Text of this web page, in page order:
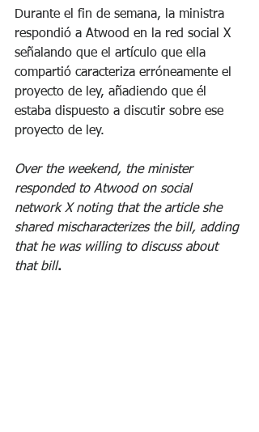
Durante el fin de semana, la ministra
respondió a Atwood en la red social X
señalando que el artículo que ella
compartió caracteriza erróneamente el
proyecto de ley, añadiendo que él
estaba dispuesto a discutir sobre ese
proyecto de ley.
Over the weekend, the minister
responded to Atwood on social
network X noting that the article she
shared mischaracterizes the bill, adding
that he was willing to discuss about
that bill.